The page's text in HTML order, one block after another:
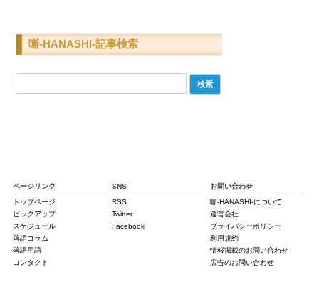
噺-HANASHI-記事検索
ページリンク
トップページ
ピックアップ
スケジュール
落語コラム
落語用語
コンタクト
SNS
RSS
Twitter
Facebook
お問い合わせ
噺-HANASHI-について
運営会社
プライバシーポリシー
利用規約
情報掲載のお問い合わせ
広告のお問い合わせ